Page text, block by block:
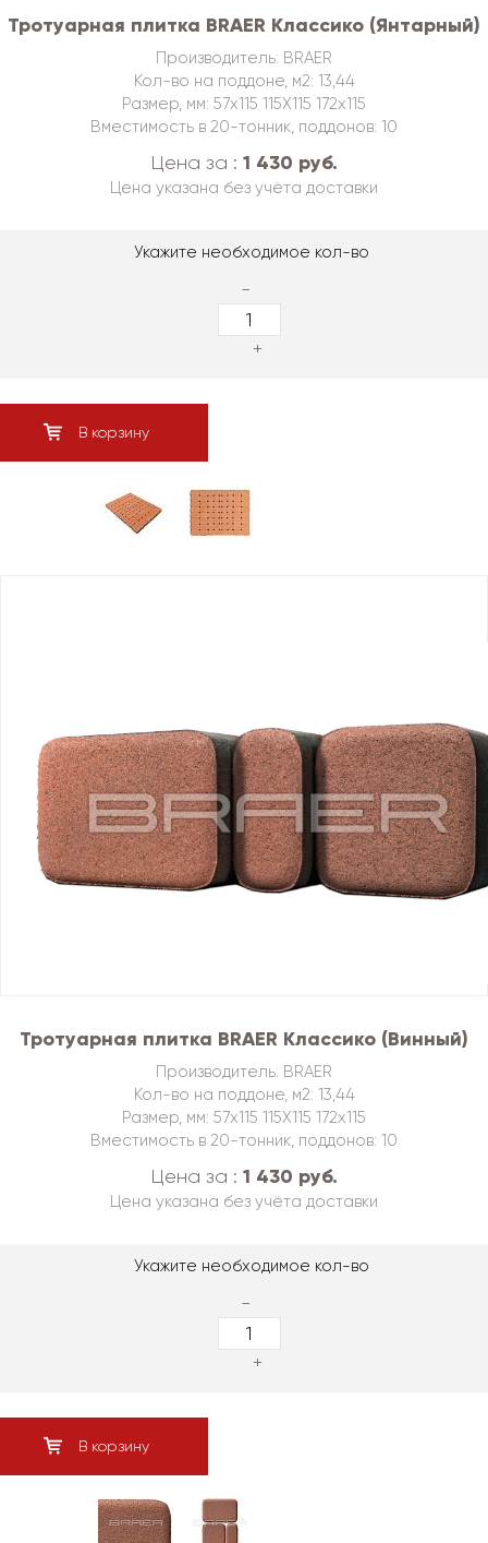
Тротуарная плитка BRAER Классико (Янтарный)
Производитель: BRAER
Кол-во на поддоне, м2: 13,44
Размер, мм: 57х115 115Х115 172х115
Вместимость в 20-тонник, поддонов: 10
Цена за : 1 430 руб.
Цена указана без учёта доставки
Укажите необходимое кол-во
-
+
В корзину
Тротуарная плитка BRAER Классико (Винный)
Производитель: BRAER
Кол-во на поддоне, м2: 13,44
Размер, мм: 57х115 115Х115 172х115
Вместимость в 20-тонник, поддонов: 10
Цена за : 1 430 руб.
Цена указана без учёта доставки
Укажите необходимое кол-во
-
+
В корзину